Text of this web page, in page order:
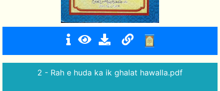
2 - Rah e huda ka ik ghalat hawalla.pdf